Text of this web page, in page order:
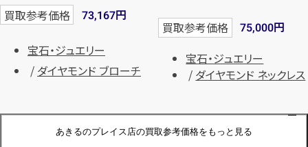
あきるのプレイス店の買取参考価格をもっと見る
買取参考価格 73,167円
宝石・ジュエリー
ダイヤモンド ブローチ
買取参考価格 75,000円
宝石・ジュエリー
ダイヤモンド ネックレス
店舗買取 店舗買取